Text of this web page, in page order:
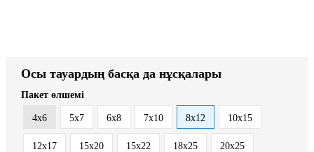
Осы тауардың басқа да нұсқалары
Пакет өлшемі
4x6 5x7 6x8 7x10 8x12 10x15
12x17 15x20 15x22 18x25 20x25